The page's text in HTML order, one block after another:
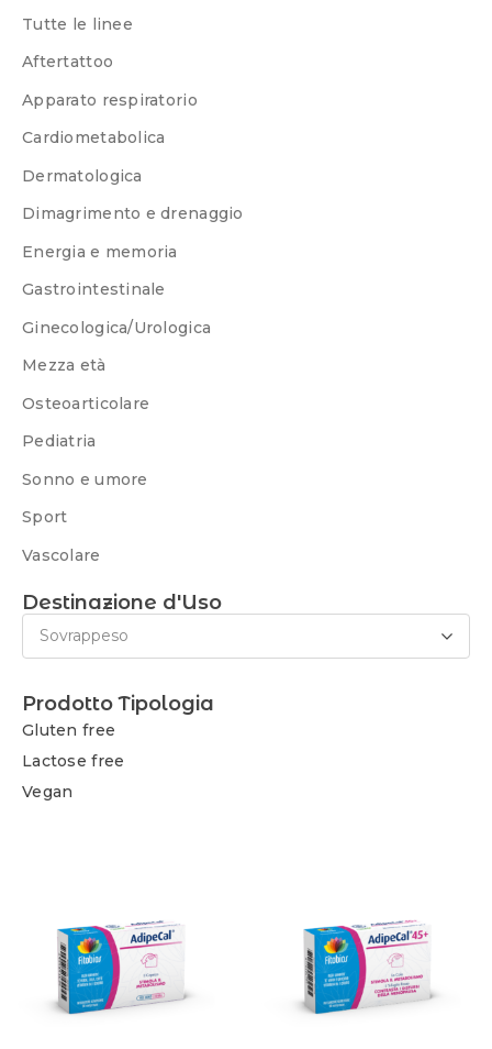
Tutte le linee
Aftertattoo
Apparato respiratorio
Cardiometabolica
Dermatologica
Dimagrimento e drenaggio
Energia e memoria
Gastrointestinale
Ginecologica/Urologica
Mezza età
Osteoarticolare
Pediatria
Sonno e umore
Sport
Vascolare
Destinazione d'Uso
Sovrappeso
Prodotto Tipologia
Gluten free
Lactose free
Vegan